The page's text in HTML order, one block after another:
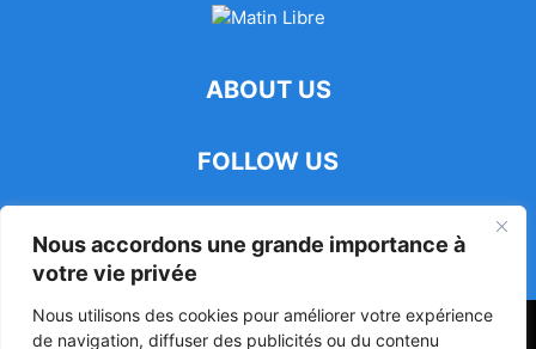
Nous accordons une grande importance à
votre vie privée
Nous utilisons des cookies pour améliorer votre expérience
de navigation, diffuser des publicités ou du contenu
ABOUT US
FOLLOW US
47ᵉ Assemblée Mondiale sur la Protection de la Vie Privée: Me